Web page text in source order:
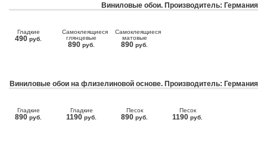
Виниловые обои. Производитель: Германия
Гладкие
490 руб.
Самоклеящиеся
глянцевые
890 руб.
Самоклеящиеся
матовые
890 руб.
Виниловые обои на флизелиновой основе. Производитель: Германия
Гладкие
890 руб.
Гладкие
1190 руб.
Песок
890 руб.
Песок
1190 руб.